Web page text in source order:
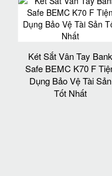
Két Sắt Vân Tay Bank
Safe BEMC K70 F
Dụng Bảo Vệ Tài Sản
Tốt Nhất